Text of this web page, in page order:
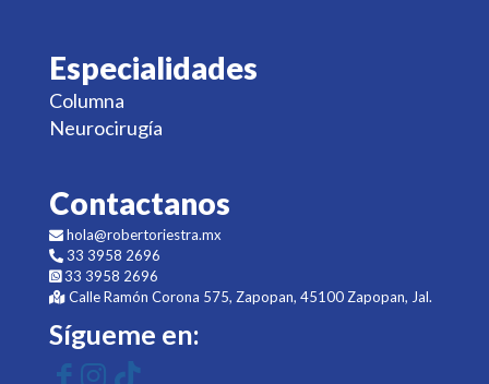
Especialidades
Columna
Neurocirugía
Contactanos
hola@robertoriestra.mx
33 3958 2696
33 3958 2696
Calle Ramón Corona 575, Zapopan, 45100 Zapopan, Jal.
Sígueme en: